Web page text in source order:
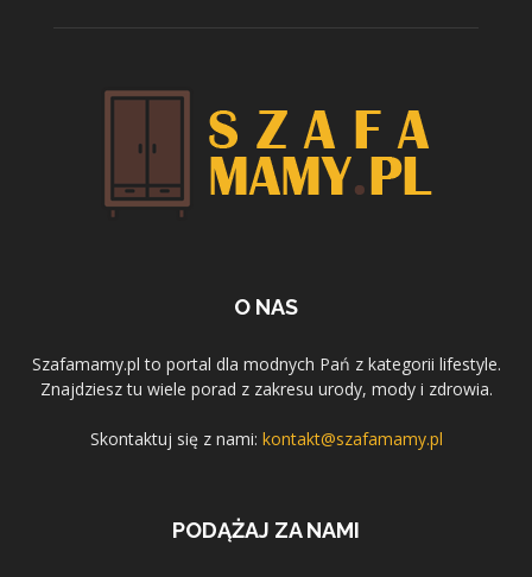
O NAS
Szafamamy.pl to portal dla modnych Pań z kategorii lifestyle.
Znajdziesz tu wiele porad z zakresu urody, mody i zdrowia.
Skontaktuj się z nami: kontakt@szafamamy.pl
PODĄŻAJ ZA NAMI